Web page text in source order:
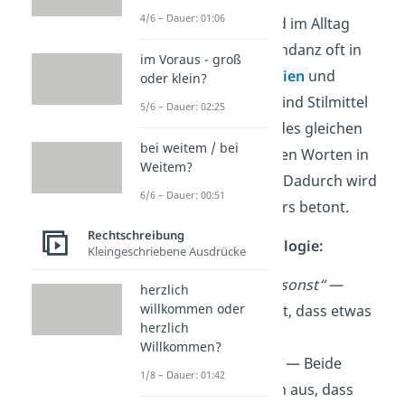
In der Literatur und im Alltag
begegnet dir Redundanz oft in
Form von
Tautologien und
Pleonasmen.
Das sind Stilmittel
zur Beschreibung des gleichen
Inhalts mit mehreren Worten in
einer Wortgruppe. Dadurch wird
der Inhalt besonders betont.
Beispiele für Tautologie:
„gratis und umsonst“—
Beides bedeutet, dass etwas
kostenlos ist.
— Beide
Wörter drücken aus, dass
4/6 – Dauer: 01:06
im Voraus - groß
oder klein?
5/6 – Dauer: 02:25
bei weitem / bei
Weitem?
6/6 – Dauer: 00:51
Rechtschreibung
Kleingeschriebene Ausdrücke
herzlich
willkommen oder
herzlich
Willkommen?
1/8 – Dauer: 01:42